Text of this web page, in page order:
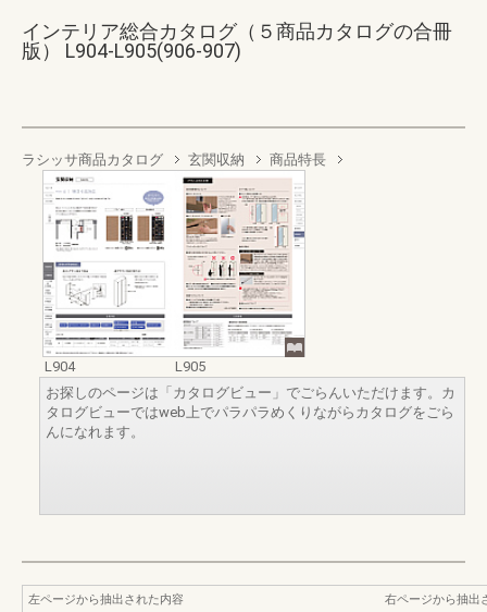
インテリア総合カタログ（５商品カタログの合冊
版） L904-L905(906-907)
ラシッサ商品カタログ 玄関収納 商品特長
L904
L905
お探しのページは「カタログビュー」でごらんいただけます。カ
タログビューではweb上でパラパラめくりながらカタログをごら
んになれます。
左ページから抽出された内容
右ページから抽出